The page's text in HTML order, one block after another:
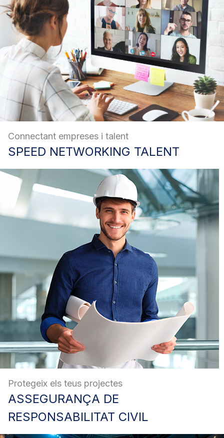
Connectant empreses i talent
SPEED NETWORKING TALENT
Protegeix els teus projectes
ASSEGURANÇA DE
RESPONSABILITAT CIVIL